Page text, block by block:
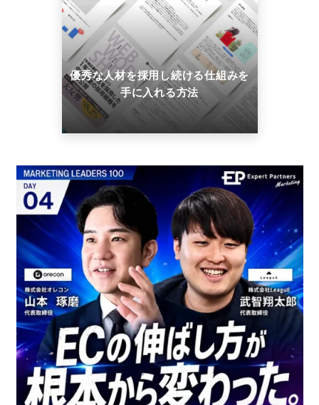
優秀な人材を採用し続ける仕組みを
手に入れる方法